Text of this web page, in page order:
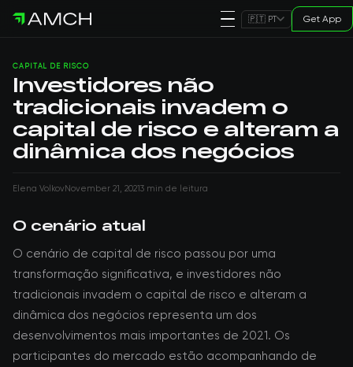
🇵🇹 PT Get App
CAPITAL DE RISCO
Investidores não
tradicionais invadem o
capital de risco e alteram a
dinâmica dos negócios
Elena VolkovNovember 21, 20213 min de leitura
O cenário atual
O cenário de capital de risco passou por uma
transformação significativa, e investidores não
tradicionais invadem o capital de risco e alteram a
dinâmica dos negócios representa um dos
desenvolvimentos mais importantes de 2021. Os
participantes do mercado estão acompanhando de